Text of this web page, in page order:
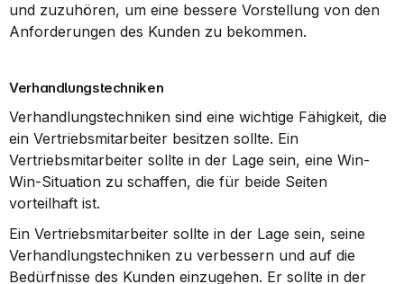
und zuzuhören, um eine bessere Vorstellung von den
Anforderungen des Kunden zu bekommen.
Verhandlungstechniken
Verhandlungstechniken sind eine wichtige Fähigkeit, die
ein Vertriebsmitarbeiter besitzen sollte. Ein
Vertriebsmitarbeiter sollte in der Lage sein, eine Win-
Win-Situation zu schaffen, die für beide Seiten
vorteilhaft ist.
Ein Vertriebsmitarbeiter sollte in der Lage sein, seine
Verhandlungstechniken zu verbessern und auf die
Bedürfnisse des Kunden einzugehen. Er sollte in der